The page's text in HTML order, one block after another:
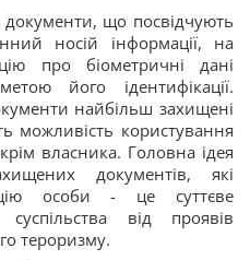
що посвідчують
носій інформації, на
про біометричні дані
його ідентифікації.
найбільш захищені
можливість користування
власника. Головна ідея
документів, які
особи - це суттєве
від проявів
тероризму.